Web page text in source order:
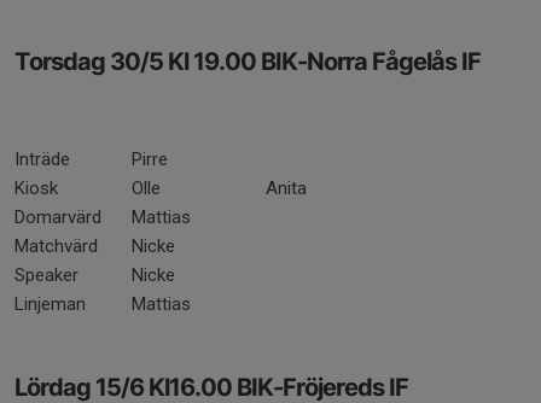
Torsdag 30/5 Kl 19.00 BIK-Norra Fågelås IF
Inträde
Pirre
Kiosk
Olle
Anita
Domarvärd
Mattias
Matchvärd
Nicke
Speaker
Nicke
Linjeman
Mattias
Lördag 15/6 Kl16.00 BIK-Fröjereds IF